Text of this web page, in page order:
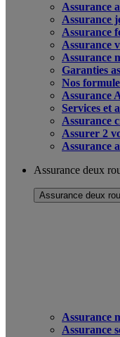
Assurance
Assurance
Assurance
Assurance
Assurance
Garanties
Nos
Assurance
Services et
Assurance
Assurer 2
Assurance
Assurance deux
Assurance deux
Assurance
Assurance